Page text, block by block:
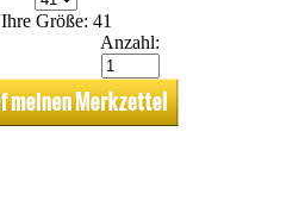
Ihre Größe: 41
Anzahl: